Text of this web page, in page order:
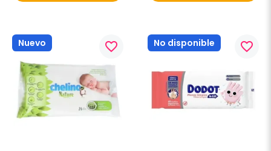
Nuevo favorite_border No disponible favorite_border